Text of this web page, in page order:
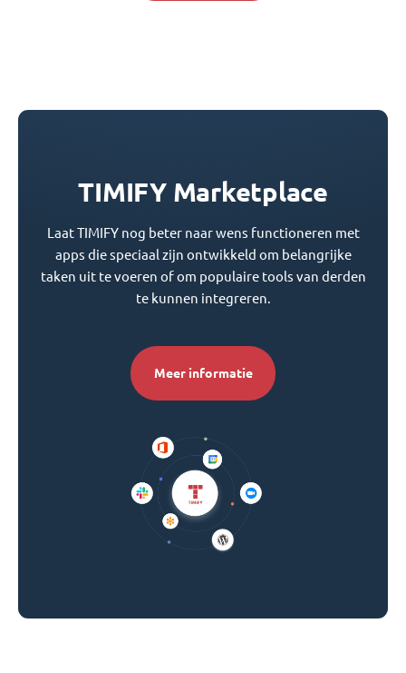
TIMIFY Marketplace
Laat TIMIFY nog beter naar wens functioneren met
apps die speciaal zijn ontwikkeld om belangrijke
taken uit te voeren of om populaire tools van derden
te kunnen integreren.
Meer informatie